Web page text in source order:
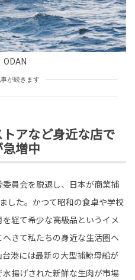
ENTERTAINMENT
紹介でしょ？」高卒の内定報告を疑
じさんのお腹ポーチ見つかる！？あ
目に「鍛えたバージョンの方がいい
ODAN
が続きます
アなど身近な店で
増中
員会を脱退し、日本が商業捕
した。かつて昭和の食卓や学校
経て希少な高級品というイメ
きて私たちの身近な生活圏へ
港には最新の大型捕鯨母船が
揚げされた新鮮な生肉が市場